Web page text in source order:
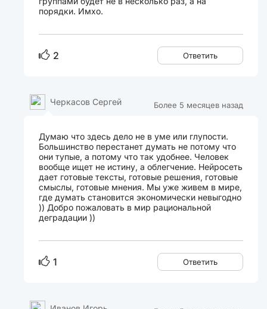
порядки. Имхо.
2 Ответить
Более 5 месяцев назад
Черкасов Сергей
Думаю что здесь дело не в уме или глупости.
Большинство перестанет думать не потому что
они тупые, а потому что так удобнее. Человек
вообще ищет не истину, а облегчение. Нейросеть
дает готовые тексты, готовые решения, готовые
смыслы, готовые мнения. Мы уже живем в мире,
где думать становится экономически невыгодно
)) Добро пожаловать в мир рациональной
деградации ))
1 Ответить